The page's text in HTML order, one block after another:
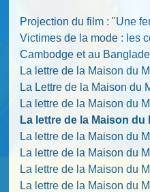
Projection du film : "Une
Victimes de la mode : les
Cambodge et au
La lettre de la Maison du
La Lettre de la Maison du
La lettre de la Maison du
La lettre de la Maison du
La lettre de la Maison du
La lettre de la Maison du
La lettre de la Maison du
La lettre de la Maison du